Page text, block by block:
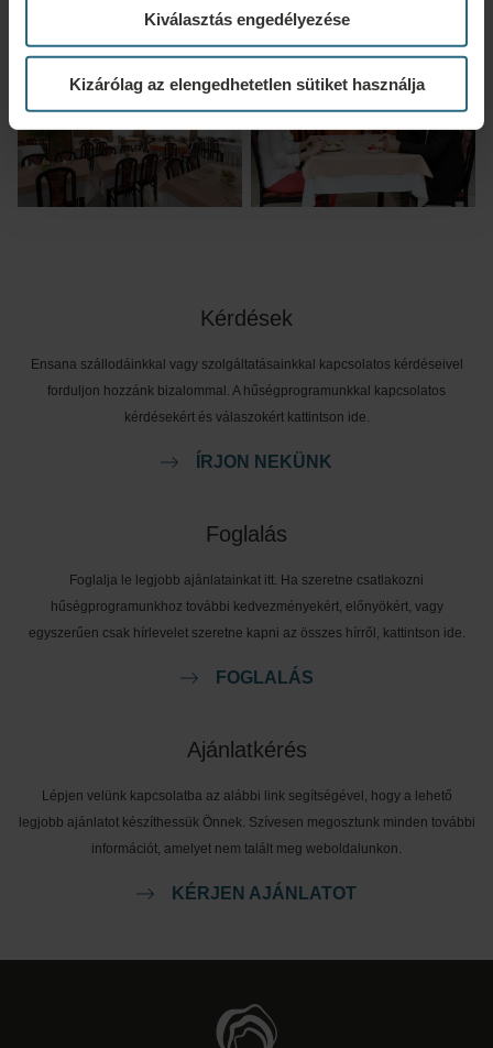
Kiválasztás engedélyezése
Kizárólag az elengedhetetlen sütiket használja
Kérdések
Ensana szállodáinkkal vagy szolgáltatásainkkal kapcsolatos kérdéseivel
forduljon hozzánk bizalommal. A hűségprogramunkkal kapcsolatos
kérdésekért és válaszokért kattintson ide.
ÍRJON NEKÜNK
Foglalás
Foglalja le legjobb ajánlatainkat itt. Ha szeretne csatlakozni
hűségprogramunkhoz további kedvezményekért, előnyökért, vagy
egyszerűen csak hírlevelet szeretne kapni az összes hírről, kattintson ide.
FOGLALÁS
Ajánlatkérés
Lépjen velünk kapcsolatba az alábbi link segítségével, hogy a lehető
legjobb ajánlatot készíthessük Önnek. Szívesen megosztunk minden további
információt, amelyet nem talált meg weboldalunkon.
KÉRJEN AJÁNLATOT